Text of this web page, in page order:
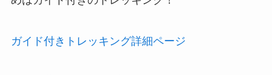
ガイド付きトレッキング詳細ページ